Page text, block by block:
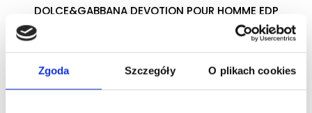
Zgoda Szczegóły O plikach cookies
DOLCE&GABBANA DEVOTION POUR HOMME EDP
Zaloguj się